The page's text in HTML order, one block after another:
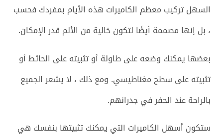
السهل تركيب معظم الكاميرات هذه الأيام بمفردك فحسب
، بل إنها مصممة أيضًا لتكون خالية من الألم قدر الإمكان.
بعضها يمكنك وضعه على طاولة أو تثبيته على الحائط أو
تثبيته على سطح مغناطيسي. ومع ذلك ، لا يشعر الجميع
بالراحة عند الحفر في جدرانهم.
ستكون أسهل الكاميرات التي يمكنك تثبيتها بنفسك هي